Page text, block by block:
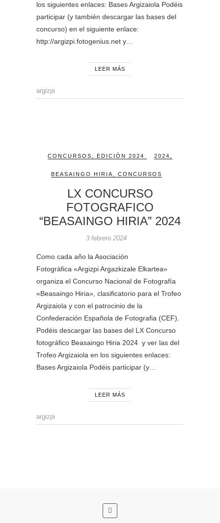
los siguientes enlaces: Bases Argizaiola Podéis
participar (y también descargar las bases del
concurso) en el siguiente enlace:
http://argizpi.fotogenius.net y…
LEER MÁS
argizpi
CONCURSOS EDICIÓN 2024 2024
BEASAINGO HIRIA CONCURSOS
LX CONCURSO
FOTOGRAFICO
“BEASAINGO HIRIA” 2024
3 febrero 2024
Como cada año la Asociación
Fotográfica «Argizpi Argazkizale Elkartea»
organiza el Concurso Nacional de Fotografía
«Beasaingo Hiria», clasificatorio para el Trofeo
Argizaiola y con el patrocinio de la
Confederación Española de Fotografia (CEF).
Podéis descargar las bases del LX Concurso
fotográfico Beasaingo Hiria 2024 y ver las del
Trofeo Argizaiola en los siguientes enlaces:
Bases Argizaiola Podéis participar (y…
LEER MÁS
argizpi